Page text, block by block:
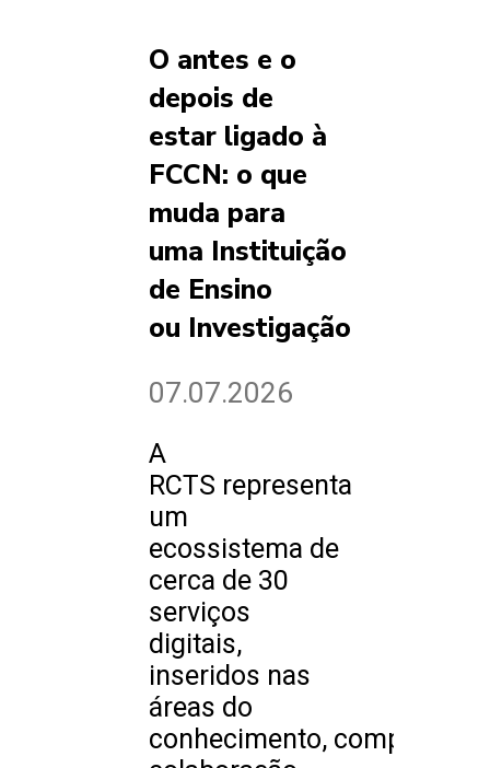
O antes e o
depois de
estar ligado à
FCCN: o que
muda para
uma Instituição
de Ensino
ou Investigação
07.07.2026
A
RCTS representa
um
ecossistema de
cerca de 30
serviços
digitais,
inseridos nas
áreas do
conhecimento, computação,